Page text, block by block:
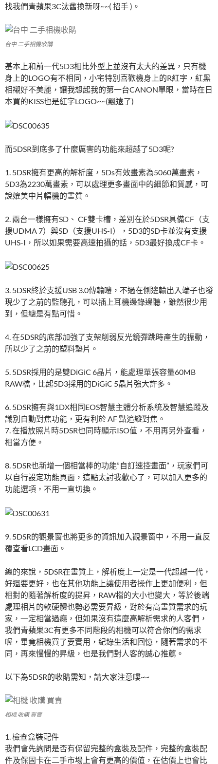
找我們青蘋果3C汰舊換新呀~~( 招手 )。
台中 二手相機收購
基本上和前一代5D3相比外型上並沒有太大的差異，只有機
身上的LOGO有不相同，小宅特別喜歡機身上的R紅字，紅黑
相襯好不美麗，讓我想起我的第一台CANON單眼，當時在日
本買的KISS也是紅字LOGO~~(飄遠了)
而5DSR到底多了什麼厲害的功能來超越了5D3呢?
1. 5DSR擁有更高的解析度，5Ds有效畫素為5060萬畫素，
5D3為2230萬畫素，可以處理更多畫面中的細節和質感，可
說媲美中片幅機的畫質。
2. 兩台一樣擁有SD、 CF雙卡槽，差別在於5DSR具備CF（支
援UDMA 7）與SD（支援UHS-I），5D3的SD卡並沒有支援
UHS-I，所以如果需要高速拍攝的話，5D3最好換成CF卡。
3. 5DSR終於支援USB 3.0傳輸嘍，不過在側邊輸出入端子也發
現少了之前的監聽孔，可以插上耳機邊錄邊聽，雖然很少用
到，但總是有點可惜。
4. 在5DSR的底部加強了支架削弱反光鏡彈跳時產生的振動，
所以少了之前的塑料墊片。
5. 5DSR採用的是雙DiGiC 6晶片，能處理單張容量60MB
RAW檔，比起5D3採用的DiGiC 5晶片強大許多。
6. 5DSR擁有與1DX相同EOS智慧主體分析系統及智慧追蹤及
識別自動對焦功能，更有利於 AF 點追縱對焦。
7. 在播放照片時5DSR也同時顯示ISO值，不用再另外查看，
相當方便。
8. 5DSR也新增一個相當棒的功能”自訂速控畫面”，玩家們可
以自行設定功能頁面，這點太討我歡心了，可以加入更多的
功能選項，不用一直切換。
9. 5DSR的觀景窗也將更多的資訊加入觀景窗中，不用一直反
覆查看LCD畫面。
總的來說，5DSR在畫質上，解析度上一定是一代超越一代，
好還要更好，也在其他功能上讓使用者操作上更加便利，但
相對的隨著解析度的提昇，RAW檔的大小也變大，等於後端
處理相片的軟硬體也勢必需要昇級，對於有高畫質需求的玩
家，一定相當過癮，但如果沒有這麼高解析需求的人客們，
我們青蘋果3C有更多不同階段的相機可以符合你們的需求
喔，畢竟相機買了要實用，紀錄生活和回憶，隨著需求的不
同，再來慢慢的昇級，也是我們對人客的誠心推薦。
以下為5DSR的收購需知，請大家注意嘍~~
相機 收購 買賣
1. 檢查盒裝配件
我們會先詢問是否有保留完整的盒裝及配件，完整的盒裝配
件及保固卡在二手市場上會有更高的價值，在估價上也會比